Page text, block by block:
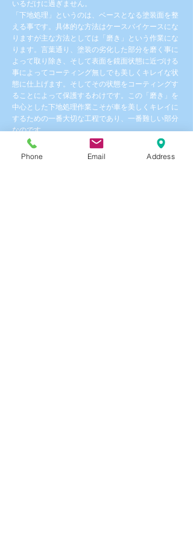
いるだけに過ぎません。
「下地処理」というのは、ベースとなる塗装面を整
える事です。具体的な方法はケースバイケースにな
りますが主な方法としては「磨き」という作業にな
ります。言葉通り、塗装の劣化した部分を磨く事に
よって取り除き、そして表面を鏡面状態に近づける
事によってコーティング無しでも美しくキレイな状
態に仕上げます。そしてその状態をコーティングす
ることによって保護するわけです。この「磨き」を
中心とした下地処理作業こそが車を美しくキレイに
するための一番大切な工程であり、一番難しい部分
なのです。
下地処理によって塗装の状態を整えてキレイにする
ことが出来ます。
Phone Email Address